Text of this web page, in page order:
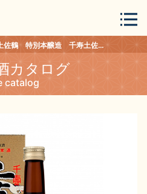
ログイン
清酒 土佐鶴 特別本醸造 千寿土佐鶴720ｍｌ
カタログ
catalog